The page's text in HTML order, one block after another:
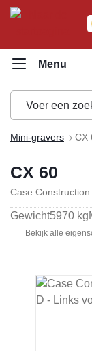
Mini-gravers CX
CX 60
Case Construction
Gewicht5970 kg
Bekijk alle